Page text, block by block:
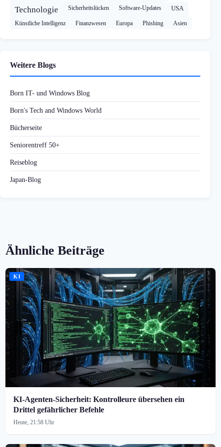
Technologie Sicherheitslücken Software-Updates USA
Künstliche Intelligenz Finanzwesen Europa Phishing Asien
Weitere Blogs
Born IT- und Windows Blog
Born's Tech and Windows World
Bücherseite
Seniorentreff 50+
Reiseblog
Japan-Blog
Ähnliche Beiträge
KI
KI-Agenten-Sicherheit: Kontrolleure übersehen ein
Drittel gefährlicher Befehle
Heute, 21:58 Uhr